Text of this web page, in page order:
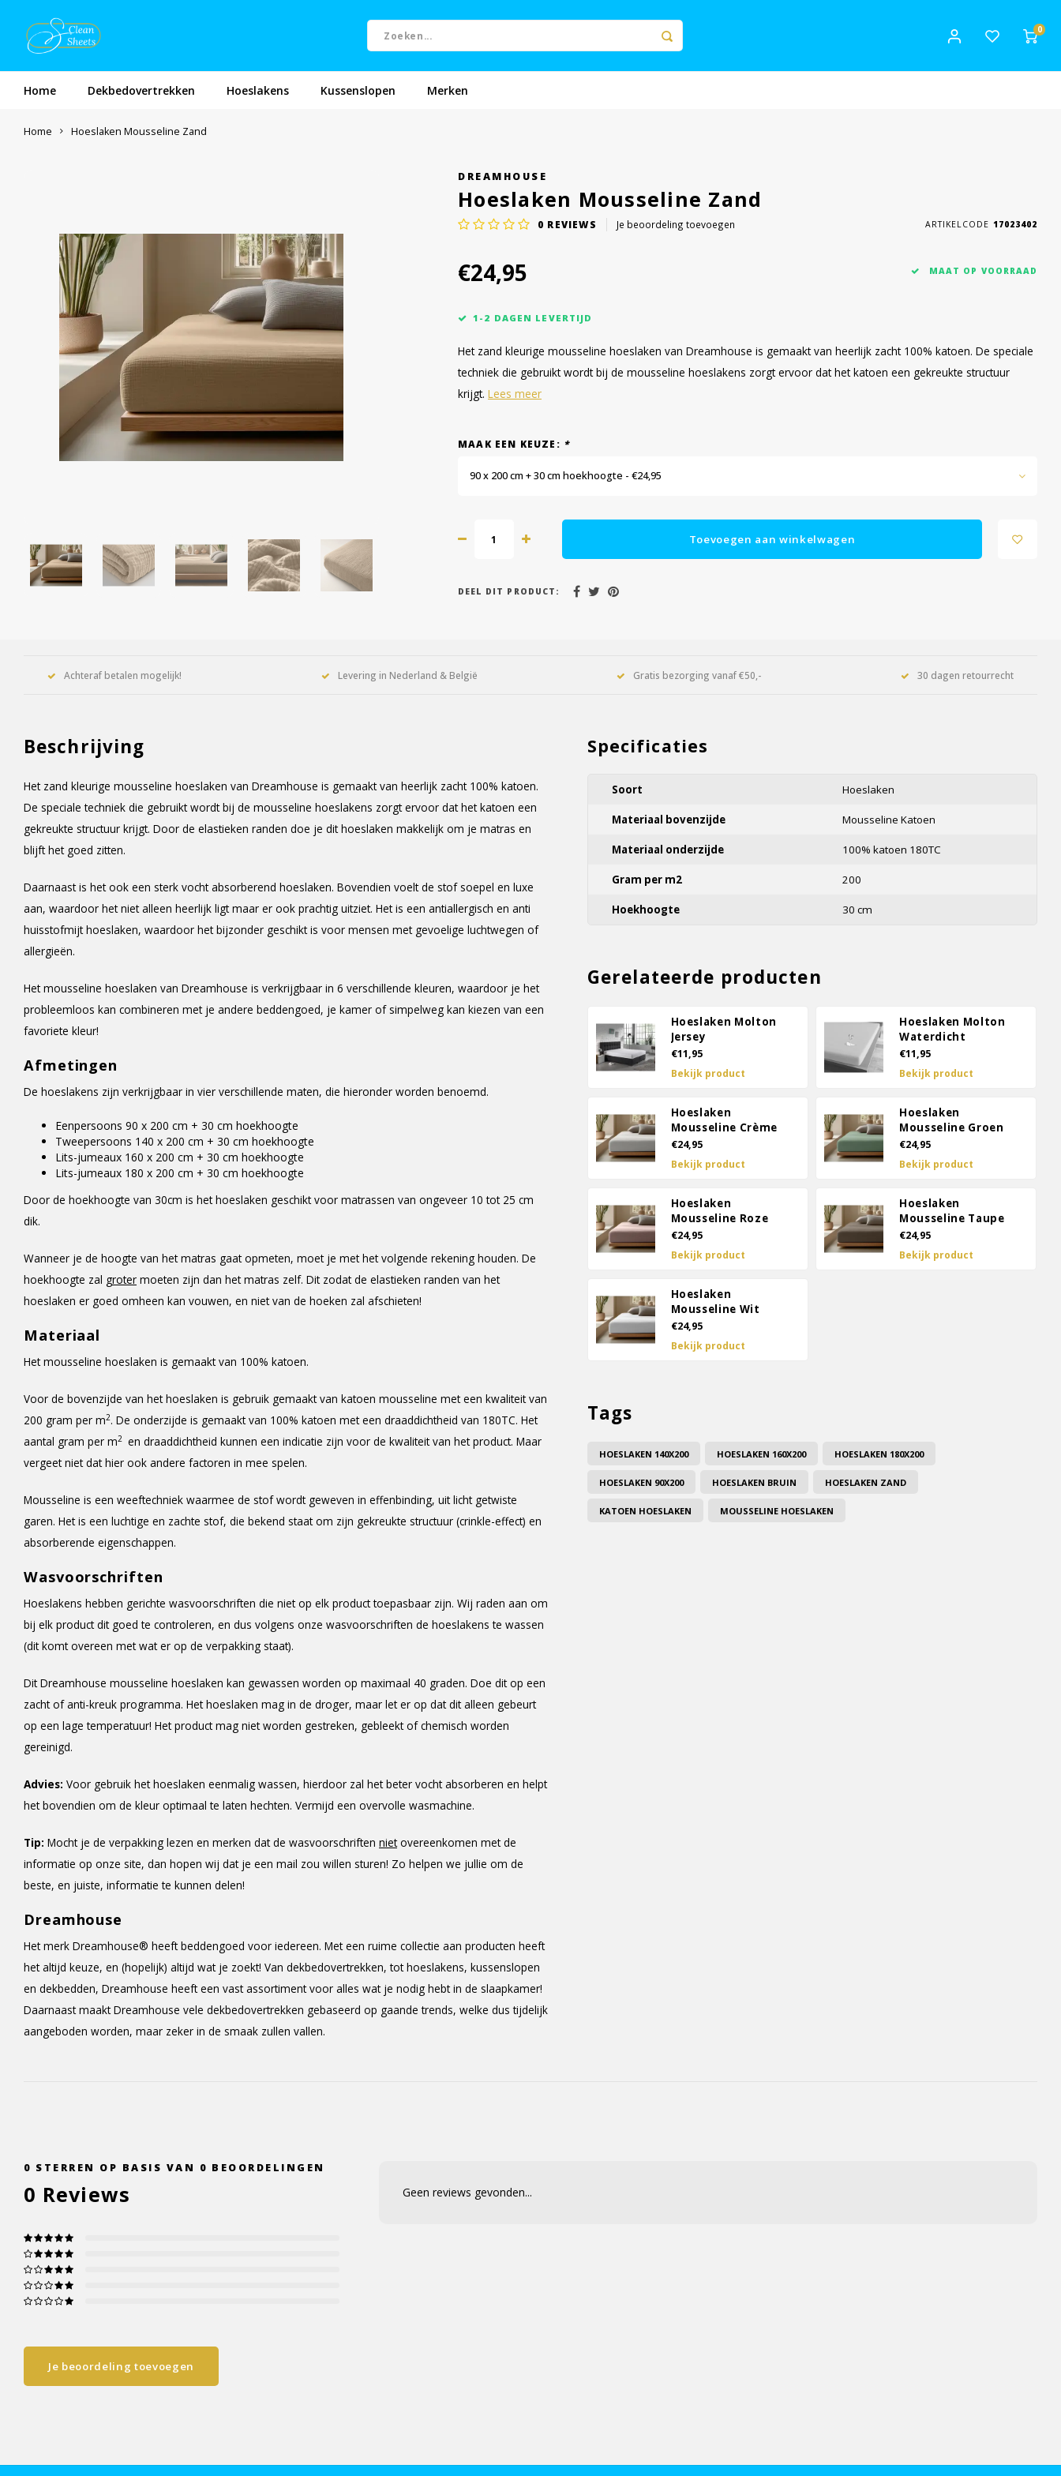
0
Home Dekbedovertrekken Hoeslakens Kussenslopen Merken
Home Hoeslaken Mousseline Zand
DREAMHOUSE
Hoeslaken Mousseline Zand
0 REVIEWS Je beoordeling toevoegen ARTIKELCODE 17023402
€24,95 MAAT OP VOORRAAD
1-2 DAGEN LEVERTIJD
Het zand kleurige mousseline hoeslaken van Dreamhouse is gemaakt van heerlijk zacht 100% katoen. De speciale
techniek die gebruikt wordt bij de mousseline hoeslakens zorgt ervoor dat het katoen een gekreukte structuur
krijgt. Lees meer
MAAK EEN KEUZE: *
90 x 200 cm + 30 cm hoekhoogte - €24,95
Toevoegen aan winkelwagen
DEEL DIT PRODUCT:
Achteraf betalen mogelijk! Levering in Nederland & België Gratis bezorging vanaf €50,- 30 dagen retourrecht
Beschrijving
Het zand kleurige mousseline hoeslaken van Dreamhouse is gemaakt van heerlijk zacht 100% katoen.
De speciale techniek die gebruikt wordt bij de mousseline hoeslakens zorgt ervoor dat het katoen een
gekreukte structuur krijgt. Door de elastieken randen doe je dit hoeslaken makkelijk om je matras en
blijft het goed zitten.
Daarnaast is het ook een sterk vocht absorberend hoeslaken. Bovendien voelt de stof soepel en luxe
aan, waardoor het niet alleen heerlijk ligt maar er ook prachtig uitziet. Het is een antiallergisch en anti
huisstofmijt hoeslaken, waardoor het bijzonder geschikt is voor mensen met gevoelige luchtwegen of
allergieën.
Het mousseline hoeslaken van Dreamhouse is verkrijgbaar in 6 verschillende kleuren, waardoor je het
probleemloos kan combineren met je andere beddengoed, je kamer of simpelweg kan kiezen van een
favoriete kleur!
Afmetingen
De hoeslakens zijn verkrijgbaar in vier verschillende maten, die hieronder worden benoemd.
Eenpersoons 90 x 200 cm + 30 cm hoekhoogte
Tweepersoons 140 x 200 cm + 30 cm hoekhoogte
Lits-jumeaux 160 x 200 cm + 30 cm hoekhoogte
Lits-jumeaux 180 x 200 cm + 30 cm hoekhoogte
Door de hoekhoogte van 30cm is het hoeslaken geschikt voor matrassen van ongeveer 10 tot 25 cm
dik.
Wanneer je de hoogte van het matras gaat opmeten, moet je met het volgende rekening houden. De
hoekhoogte zal groter moeten zijn dan het matras zelf. Dit zodat de elastieken randen van het
hoeslaken er goed omheen kan vouwen, en niet van de hoeken zal afschieten!
Materiaal
Het mousseline hoeslaken is gemaakt van 100% katoen.
Voor de bovenzijde van het hoeslaken is gebruik gemaakt van katoen mousseline met een kwaliteit van
200 gram per m2. De onderzijde is gemaakt van 100% katoen met een draaddichtheid van 180TC. Het
aantal gram per m2 en draaddichtheid kunnen een indicatie zijn voor de kwaliteit van het product. Maar
vergeet niet dat hier ook andere factoren in mee spelen.
Mousseline is een weeftechniek waarmee de stof wordt geweven in effenbinding, uit licht getwiste
garen. Het is een luchtige en zachte stof, die bekend staat om zijn gekreukte structuur (crinkle-effect) en
absorberende eigenschappen.
Wasvoorschriften
Hoeslakens hebben gerichte wasvoorschriften die niet op elk product toepasbaar zijn. Wij raden aan om
bij elk product dit goed te controleren, en dus volgens onze wasvoorschriften de hoeslakens te wassen
(dit komt overeen met wat er op de verpakking staat).
Dit Dreamhouse mousseline hoeslaken kan gewassen worden op maximaal 40 graden. Doe dit op een
zacht of anti-kreuk programma. Het hoeslaken mag in de droger, maar let er op dat dit alleen gebeurt
op een lage temperatuur! Het product mag niet worden gestreken, gebleekt of chemisch worden
gereinigd.
Advies: Voor gebruik het hoeslaken eenmalig wassen, hierdoor zal het beter vocht absorberen en helpt
het bovendien om de kleur optimaal te laten hechten. Vermijd een overvolle wasmachine.
Tip: Mocht je de verpakking lezen en merken dat de wasvoorschriften nietovereenkomen met de
informatie op onze site, dan hopen wij dat je een mail zou willen sturen! Zo helpen we jullie om de
beste, en juiste, informatie te kunnen delen!
Dreamhouse
Het merk Dreamhouse® heeft beddengoed voor iedereen. Met een ruime collectie aan producten heeft
het altijd keuze, en (hopelijk) altijd wat je zoekt! Van dekbedovertrekken, tot hoeslakens, kussenslopen
en dekbedden, Dreamhouse heeft een vast assortiment voor alles wat je nodig hebt in de slaapkamer!
Daarnaast maakt Dreamhouse vele dekbedovertrekken gebaseerd op gaande trends, welke dus tijdelijk
aangeboden worden, maar zeker in de smaak zullen vallen.
Specificaties
Soort Hoeslaken
Materiaal bovenzijde Mousseline Katoen
Materiaal onderzijde 100% katoen 180TC
Gram per m2 200
Hoekhoogte 30 cm
Gerelateerde producten
Hoeslaken Molton
Jersey
€11,95
Bekijk product
Hoeslaken Molton
Waterdicht
€11,95
Bekijk product
Hoeslaken
Mousseline Crème
€24,95
Bekijk product
Hoeslaken
Mousseline Groen
€24,95
Bekijk product
Hoeslaken
Mousseline Roze
€24,95
Bekijk product
Hoeslaken
Mousseline Taupe
€24,95
Bekijk product
Hoeslaken
Mousseline Wit
€24,95
Bekijk product
Tags
HOESLAKEN 140X200 HOESLAKEN 160X200 HOESLAKEN 180X200
HOESLAKEN 90X200 HOESLAKEN BRUIN HOESLAKEN ZAND
KATOEN HOESLAKEN MOUSSELINE HOESLAKEN
0 STERREN OP BASIS VAN 0 BEOORDELINGEN
0 Reviews
Je beoordeling toevoegen
Geen reviews gevonden...